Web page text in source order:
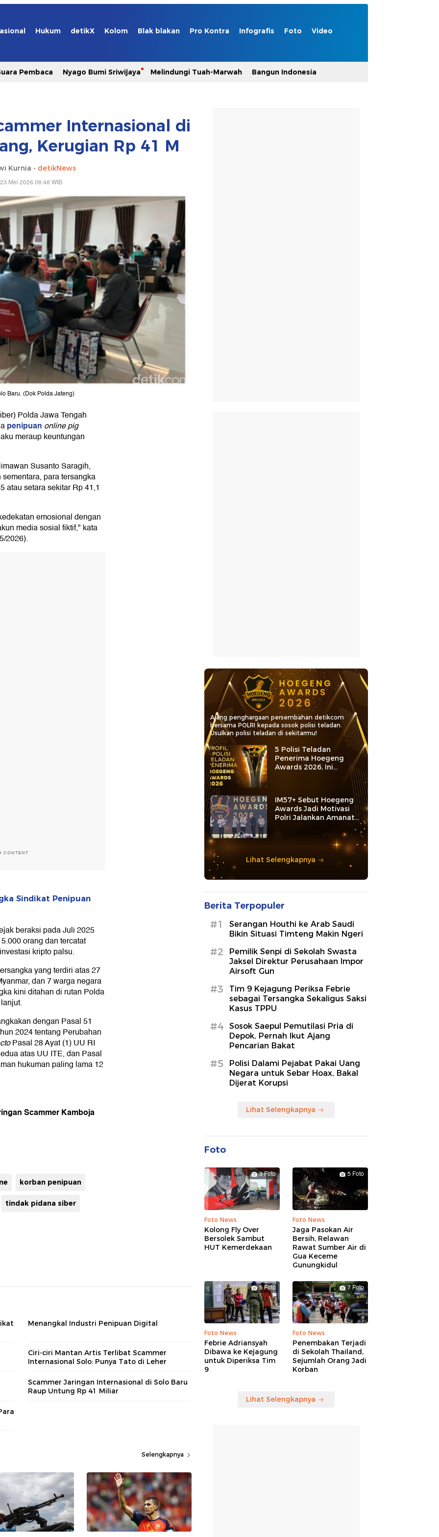
Hukum detikX Kolom Blak blakan Pro Kontra Infografis Foto Video
Pembaca Nyago Bumi Sriwijaya Melindungi Tuah-Marwah Bangun Indonesia
Internasional di
Kerugian Rp 41 M
Kurnia - detikNews
Mei 2026 08:48 WIB
Baru. (Dok Polda Jateng)
Polda Jawa Tengah
penipuan online pig
meraup keuntungan
Susanto Saragih,
para tersangka
atau setara sekitar Rp 41,1
emosional dengan
media sosial fiktif," kata
2026).
CONTENT
Sindikat Penipuan
beraksi pada Juli 2025
orang dan tercatat
kripto palsu.
yang terdiri atas 27
dan 7 warga negara
kini ditahan di rutan Polda
dengan Pasal 51
2024 tentang Perubahan
Pasal 28 Ayat (1) UU RI
atas UU ITE, dan Pasal
hukuman paling lama 12
Scammer Kamboja
korban penipuan
tindak pidana siber
Menangkal Industri Penipuan Digital
Ciri-ciri Mantan Artis Terlibat Scammer
Internasional Solo: Punya Tato di Leher
Scammer Jaringan Internasional di Solo Baru
Raup Untung Rp 41 Miliar
Selengkapnya
Ajang penghargaan persembahan detikcom
bersama POLRI kepada sosok polisi teladan.
Usulkan polisi teladan di sekitarmu!
5 Polisi Teladan
Penerima Hoegeng
Awards 2026, Ini
Kategori dan Kiprahnya
IM57+ Sebut Hoegeng
Awards Jadi Motivasi
Polri Jalankan Amanat
Lihat Selengkapnya
Berita Terpopuler
#1
Serangan Houthi ke Arab Saudi
Bikin Situasi Timteng Makin Ngeri
#2
Pemilik Senpi di Sekolah Swasta
Jaksel Direktur Perusahaan Impor
Airsoft Gun
#3
Tim 9 Kejagung Periksa Febrie
sebagai Tersangka Sekaligus Saksi
Kasus TPPU
#4
Sosok Saepul Pemutilasi Pria di
Depok, Pernah Ikut Ajang
Pencarian Bakat
#5
Polisi Dalami Pejabat Pakai Uang
Negara untuk Sebar Hoax, Bakal
Dijerat Korupsi
Lihat Selengkapnya
Foto
3 Foto
Foto News
Kolong Fly Over
Bersolek Sambut
HUT Kemerdekaan
5 Foto
Foto News
Jaga Pasokan Air
Bersih, Relawan
Rawat Sumber Air di
Gua Keceme
Gunungkidul
5 Foto
Foto News
Febrie Adriansyah
Dibawa ke Kejagung
untuk Diperiksa Tim
9
7 Foto
Foto News
Penembakan Terjadi
di Sekolah Thailand,
Sejumlah Orang Jadi
Korban
Lihat Selengkapnya